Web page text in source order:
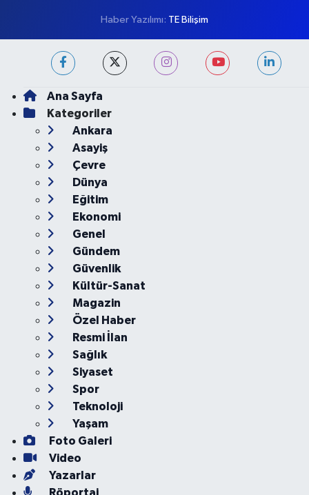
Ana Sayfa
Kategoriler
Ankara
Asayiş
Çevre
Dünya
Eğitim
Ekonomi
Genel
Gündem
Güvenlik
Kültür-Sanat
Magazin
Özel Haber
Resmi İlan
Sağlık
Siyaset
Spor
Teknoloji
Yaşam